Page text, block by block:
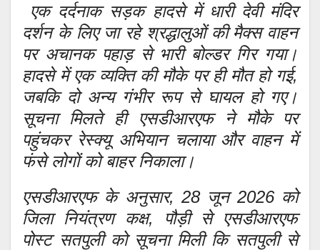
एक दर्दनाक सड़क हादसे में धारी देवी मंदिर
दर्शन के लिए जा रहे श्रद्धालुओं की मैक्स वाहन
पर अचानक पहाड़ से भारी बोल्डर गिर गया।
हादसे में एक व्यक्ति की मौके पर ही मौत हो गई,
जबकि दो अन्य गंभीर रूप से घायल हो गए।
सूचना मिलते ही एसडीआरएफ ने मौके पर
पहुंचकर रेस्क्यू अभियान चलाया और वाहन में
फंसे लोगों को बाहर निकाला।
एसडीआरएफ के अनुसार, 28 जून 2026 को
जिला नियंत्रण कक्ष, पौड़ी से एसडीआरएफ
पोस्ट सतपुली को सूचना मिली कि सतपुली से